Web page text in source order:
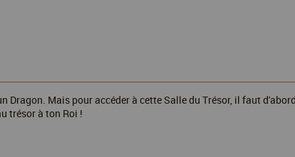
Dragon. Mais pour accéder à cette Salle du Trésor, il faut
trésor à ton Roi !